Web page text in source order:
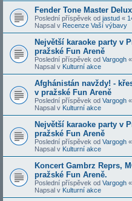
Fender Tone Master
Poslední příspěvek od jastud «
Napsal v Recenze Vaší výbavy
Největší karaoke party v
pražské Fun Areně
Poslední příspěvek od Vargogh «
Napsal v Kulturní akce
Afghánistán navždy! -
v pražské Fun Areně
Poslední příspěvek od Vargogh «
Napsal v Kulturní akce
Největší karaoke party v
pražské Fun Areně
Poslední příspěvek od Vargogh «
Napsal v Kulturní akce
Koncert Gambrz Reprs,
pražské Fun Areně.
Poslední příspěvek od Vargogh «
Napsal v Kulturní akce